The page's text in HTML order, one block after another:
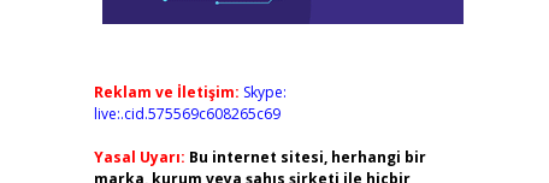
Reklam ve İletişim: Skype:
live:.cid.575569c608265c69
Yasal Uyarı: Bu internet sitesi, herhangi bir
marka, kurum veya şahıs şirketi ile hiçbir